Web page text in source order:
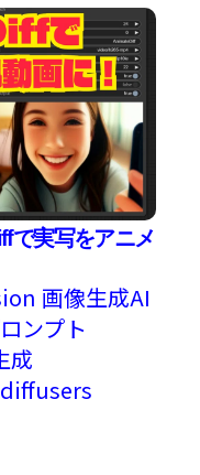
で実写をアニメ
画像生成AI
ンプト
成
diffusers